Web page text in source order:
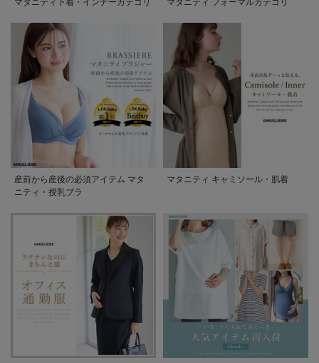
産前から産後の必須アイテム マタ
ニティ・授乳ブラ
マタニティ キャミソール・肌着